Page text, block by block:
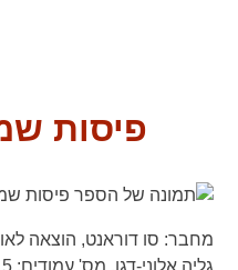
פיסות
מחבר: סו דוראנט, הוצאה
גליה אלוני-דגן, מס' עמודים: 215.